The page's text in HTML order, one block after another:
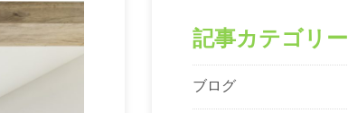
記事カテゴリー
ブログ